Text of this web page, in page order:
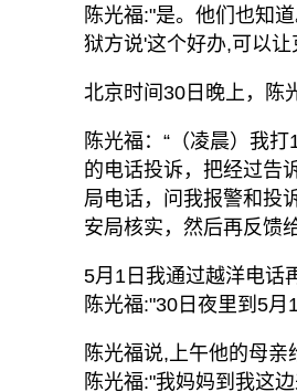
陈光福:"是。他们也知
狱方说'这个好办,可以
北京时间30日晚上，
陈光福：“（凌晨）我
的电话投诉，把经过告
局电话，问我报警和投
安局核实，然后再反馈
5月1日我通过越洋电话
陈光福:"30日夜里到5
陈光福说,上午他的母亲
陈光福:"我妈妈到我这